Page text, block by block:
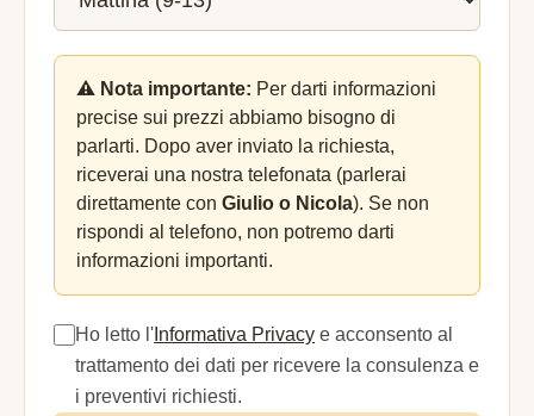
⚠️ Nota importante: Per darti informazioni
precise sui prezzi abbiamo bisogno di
parlarti. Dopo aver inviato la richiesta,
riceverai una nostra telefonata (parlerai
direttamente con Giulio o Nicola). Se non
rispondi al telefono, non potremo darti
informazioni importanti.
Ho letto l' Informativa Privacy e acconsento al
trattamento dei dati per ricevere la consulenza e
i preventivi richiesti.